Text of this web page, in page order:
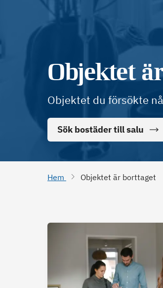
Objektet
Objektet du försökte
Sök bostäder till salu
Hem Objektet är borttaget